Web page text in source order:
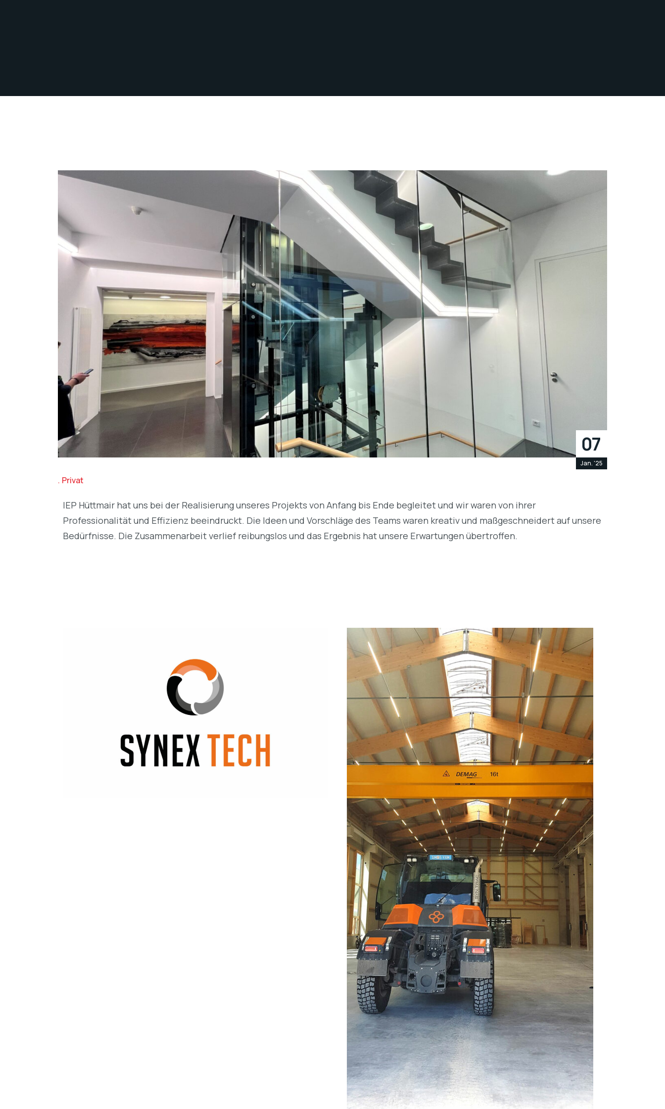
07
Jan. '25
Privat
IEP Hüttmair hat uns bei der Realisierung unseres Projekts von Anfang bis Ende begleitet und wir waren von ihrer
Professionalität und Effizienz beeindruckt. Die Ideen und Vorschläge des Teams waren kreativ und maßgeschneidert auf unsere
Bedürfnisse. Die Zusammenarbeit verlief reibungslos und das Ergebnis hat unsere Erwartungen übertroffen.